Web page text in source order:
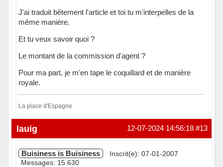
J'ai traduit bêtement l'article et toi tu m'interpelles de la
même manière.
Et tu veux savoir quoi ?
Le montant de la commission d'agent ?
Pour ma part, je m'en tape le coquillard et de manière
royale.
La place d'Espagne
Hors ligne #13
12-07-2024 14:56:18
lauig
Buisiness is Buisiness
Inscrit(e): 07-01-2007
Messages: 15 630